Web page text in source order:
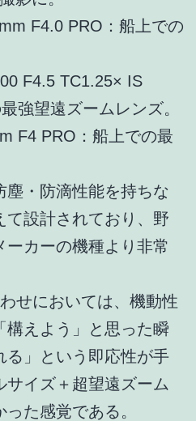
F4.0 PRO：船上での
F4.5 TC1.25× IS
強望遠ズームレンズ。
F4 PRO：船上での最
塵・防滴性能を持ちな
て設計されており、野
カーの機種より非常
せにおいては、機動性
構えよう」と思った瞬
る」という即応性が手
サイズ＋超望遠ズーム
た感覚である。